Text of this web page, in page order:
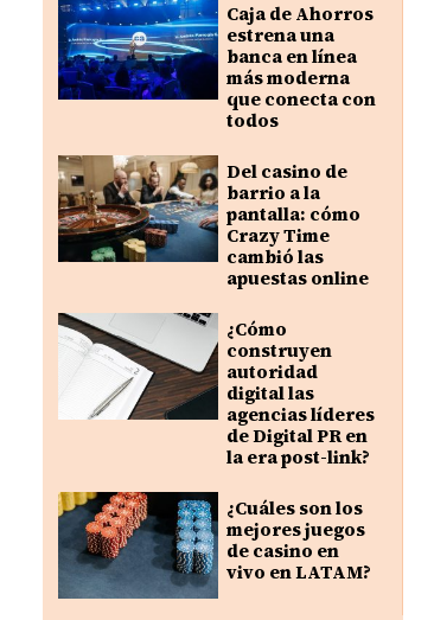
Caja de Ahorros
estrena una
banca en línea
más moderna
que conecta con
todos
Del casino de
barrio a la
pantalla: cómo
Crazy Time
cambió las
apuestas online
¿Cómo
construyen
autoridad
digital las
agencias líderes
de Digital PR en
la era post-link?
¿Cuáles son los
mejores juegos
de casino en
vivo en LATAM?